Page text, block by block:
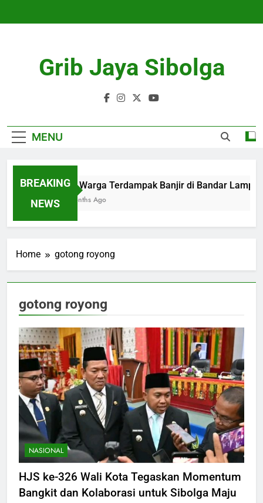
Grib Jaya Sibolga
MENU
BREAKING
NEWS
109 Warga Terdampak Banjir di Bandar
4 Months Ago
Home gotong royong
gotong royong
NASIONAL
HJS ke-326 Wali Kota Tegaskan Momentum
Bangkit dan Kolaborasi untuk Sibolga Maju